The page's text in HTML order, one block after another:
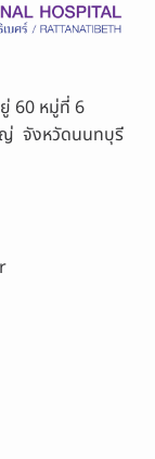
60 หมู่ที่ 6
ญ่ จังหวัดนนทบุรี